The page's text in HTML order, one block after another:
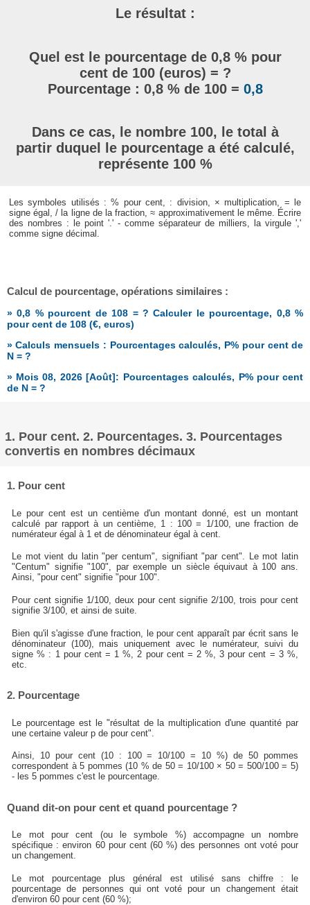
Le résultat :
Quel est le pourcentage de 0,8 % pour
cent de 100 (euros) = ?
Pourcentage : 0,8 % de 100 = 0,8
Dans ce cas, le nombre 100, le total à
partir duquel le pourcentage a été calculé,
représente 100 %
Les symboles utilisés : % pour cent, : division, × multiplication, = le
signe égal, / la ligne de la fraction, ≈ approximativement le même. Écrire
des nombres : le point '.' - comme séparateur de milliers, la virgule ','
comme signe décimal.
Calcul de pourcentage, opérations similaires :
» 0,8 % pourcent de 108 = ? Calculer le pourcentage, 0,8 %
pour cent de 108 (€, euros)
» Calculs mensuels : Pourcentages calculés, P% pour cent de
N = ?
» Mois 08, 2026 [Août]: Pourcentages calculés, P% pour cent
de N = ?
1. Pour cent. 2. Pourcentages. 3. Pourcentages
convertis en nombres décimaux
1. Pour cent
Le pour cent est un centième d'un montant donné, est un montant
calculé par rapport à un centième, 1 : 100 = 1/100, une fraction de
numérateur égal à 1 et de dénominateur égal à cent.
Le mot vient du latin "per centum", signifiant "par cent". Le mot latin
"Centum" signifie "100", par exemple un siècle équivaut à 100 ans.
Ainsi, "pour cent" signifie "pour 100".
Pour cent signifie 1/100, deux pour cent signifie 2/100, trois pour cent
signifie 3/100, et ainsi de suite.
Bien qu'il s'agisse d'une fraction, le pour cent apparaît par écrit sans le
dénominateur (100), mais uniquement avec le numérateur, suivi du
signe % : 1 pour cent = 1 %, 2 pour cent = 2 %, 3 pour cent = 3 %,
etc.
2. Pourcentage
Le pourcentage est le "résultat de la multiplication d'une quantité par
une certaine valeur p de pour cent".
Ainsi, 10 pour cent (10 : 100 = 10/100 = 10 %) de 50 pommes
correspondent à 5 pommes (10 % de 50 = 10/100 × 50 = 500/100 = 5)
- les 5 pommes c'est le pourcentage.
Quand dit-on pour cent et quand pourcentage ?
Le mot pour cent (ou le symbole %) accompagne un nombre
spécifique : environ 60 pour cent (60 %) des personnes ont voté pour
un changement.
Le mot pourcentage plus général est utilisé sans chiffre : le
pourcentage de personnes qui ont voté pour un changement était
d'environ 60 pour cent (60 %);